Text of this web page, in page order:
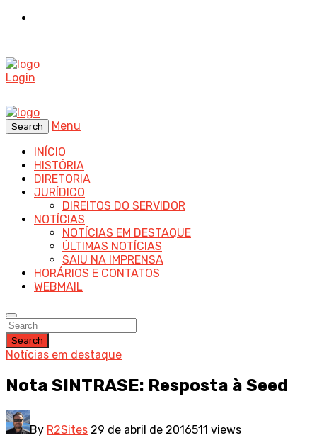
Login
Search
Menu
INÍCIO
HISTÓRIA
DIRETORIA
JURÍDICO
DIREITOS DO SERVIDOR
NOTÍCIAS
NOTÍCIAS EM DESTAQUE
ÚLTIMAS NOTÍCIAS
SAIU NA IMPRENSA
HORÁRIOS E CONTATOS
WEBMAIL
Search
Notícias em destaque
Nota SINTRASE: Resposta à Seed
By R2Sites 29 de abril de 2016511 views